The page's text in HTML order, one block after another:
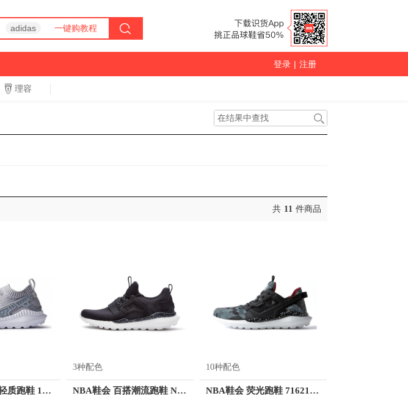
adidas 一键购教程
登录 | 注册
理容
共 11 件商品
NBA鞋会 袜子轻质跑鞋 1631904
3种配色
NBA鞋会 百搭潮流跑鞋 N1648806
10种配色
NBA鞋会 荧光跑鞋 71621905